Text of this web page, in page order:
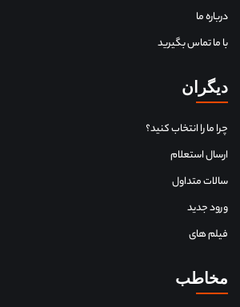
درباره ما
با ما تماس بگیرید
دیگران
چرا ما را انتخاب کنید؟
ارسال استعلام
سالات متداول
ورود جدید
فیلم های
مخاطب